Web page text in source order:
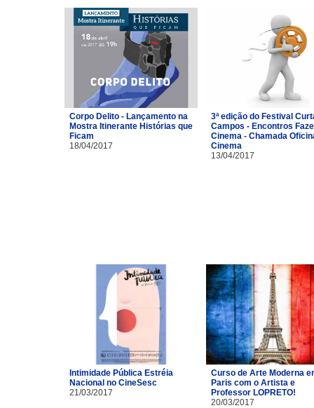
Corpo Delito - Lançamento na
Mostra Itinerante Histórias que
Ficam
18/04/2017
3ª edição do Festival
Campos - Encontros
Cinema - Chamada
Cinema
13/04/2017
Intimidade Pública Estréia
Nacional no CineSesc
21/03/2017
Curso de Arte Moderna
Paris com o Artista e
Professor LOPRETO!
20/03/2017